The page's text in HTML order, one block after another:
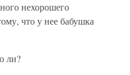
нехорошего
что у нее бабушка
ли?